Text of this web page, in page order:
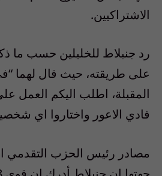
الاشتراكيين.
رد جنبلاط للخليلين حسب ما
على طريقته، حيث قال لهما
المقبلة، اطلب اليكم العمل
فادي الاعور واختاروا اي
مصادر رئيس الحزب التقدمي